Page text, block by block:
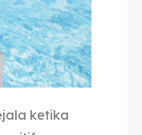
ketika